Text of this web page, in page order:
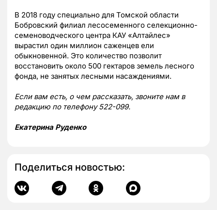
В 2018 году специально для Томской области
Бобровский филиал лесосеменного селекционно-
семеноводческого центра КАУ «Алтайлес»
вырастил один миллион саженцев ели
обыкновенной. Это количество позволит
восстановить около 500 гектаров земель лесного
фонда, не занятых лесными насаждениями.
Если вам есть, о чем рассказать, звоните нам в
редакцию по телефону 522-099.
Екатерина Руденко
Поделиться новостью: